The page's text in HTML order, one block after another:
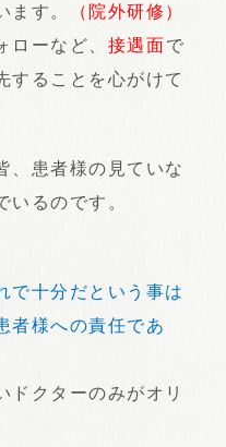
ます。
（院外研修）
ローなど、 接遇面で
することを心がけて
、患者様の見ていな
いるのです。
で十分だという事は
者様への責任であ
ドクターのみがオリ